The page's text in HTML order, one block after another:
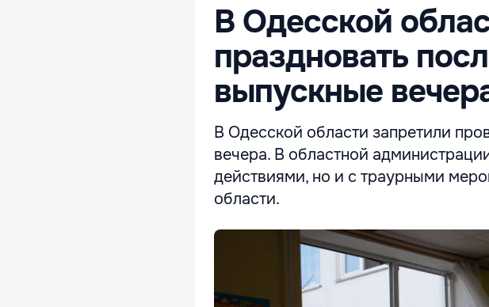
В Одесской
праздновать
выпускные
В Одесской области запретили
вечера. В областной
действиями, но и с траурными
области.